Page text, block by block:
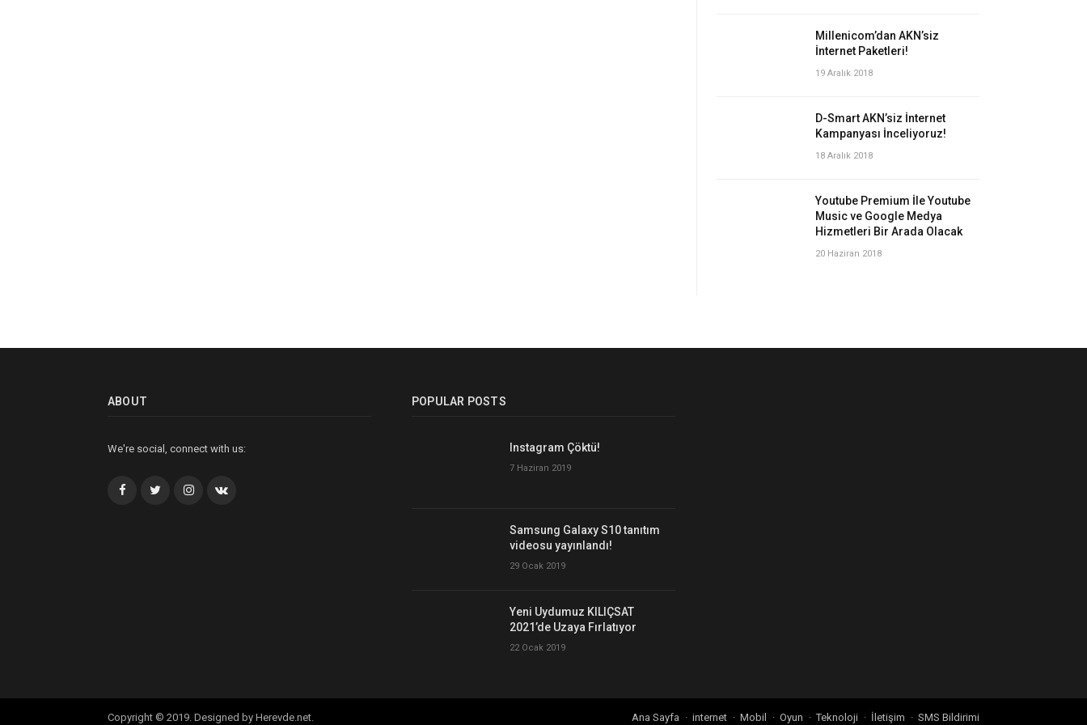
Millenicom’dan AKN’siz
İnternet Paketleri!
19 Aralık 2018
D-Smart AKN’siz İnternet
Kampanyası İnceliyoruz!
18 Aralık 2018
Youtube Premium İle Youtube
Music ve Google Medya
Hizmetleri Bir Arada Olacak
20 Haziran 2018
ABOUT
We're social, connect with us:
FacebookTwitterİnstagram+
VK
POPULAR POSTS
Instagram Çöktü!
7 Haziran 2019
Samsung Galaxy S10 tanıtım
videosu yayınlandı!
29 Ocak 2019
Yeni Uydumuz KILIÇSAT
2021’de Uzaya Fırlatıyor
22 Ocak 2019
Copyright © 2019. Designed by Herevde.net. Ana Sayfa internet Mobil Oyun Teknoloji İletişim SMS Bildirimi